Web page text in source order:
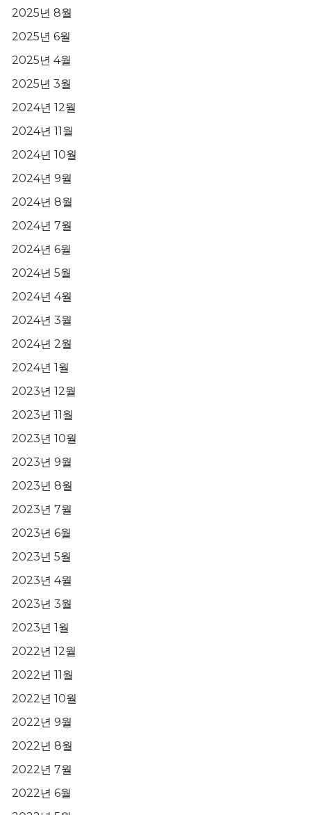
2025년 8월
2025년 6월
2025년 4월
2025년 3월
2024년 12월
2024년 11월
2024년 10월
2024년 9월
2024년 8월
2024년 7월
2024년 6월
2024년 5월
2024년 4월
2024년 3월
2024년 2월
2024년 1월
2023년 12월
2023년 11월
2023년 10월
2023년 9월
2023년 8월
2023년 7월
2023년 6월
2023년 5월
2023년 4월
2023년 3월
2023년 1월
2022년 12월
2022년 11월
2022년 10월
2022년 9월
2022년 8월
2022년 7월
2022년 6월